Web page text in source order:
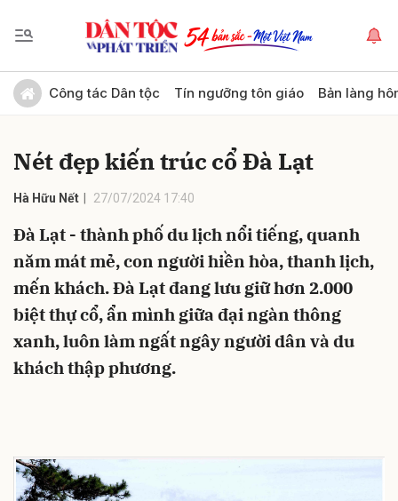
Công tác Dân tộc Tín ngưỡng tôn giáo Bản làng
Nét đẹp kiến trúc cổ Đà Lạt
Hà Hữu Nết 27/07/2024 17:40
Đà Lạt - thành phố du lịch nổi tiếng, quanh
năm mát mẻ, con người hiền hòa, thanh lịch,
mến khách. Đà Lạt đang lưu giữ hơn 2.000
biệt thự cổ, ẩn mình giữa đại ngàn thông
xanh, luôn làm ngất ngây người dân và du
khách thập phương.
Gửi bình luận
Hủy Gửi